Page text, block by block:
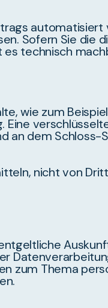
Sofern Sie die
technisch
wie zum
Eine
an dem Schloss-
nicht von
zum Thema